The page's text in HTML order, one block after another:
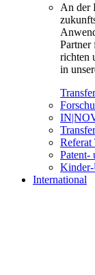
An der
Partner
richten
in
Transfer
Referat
Patent-
International